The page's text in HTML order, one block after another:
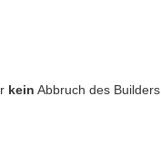
kein Abbruch des Builders.